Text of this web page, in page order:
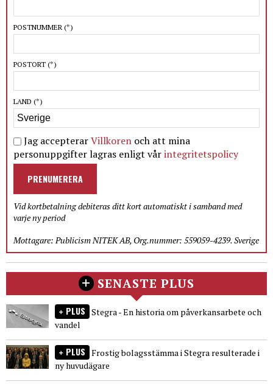
POSTNUMMER (*)
POSTORT (*)
LAND (*)
Jag accepterarVillkoren och att mina
personuppgifter lagras enligt vårintegritetspolicy
PRENUMERERA
Vid kortbetalning debiteras ditt kort automatiskt i samband med
varje ny period
Mottagare: Publicism NITEK AB, Org.nummer: 559059-4239. Sverige
SENASTE PLUS
PLUS Stegra - En historia om påverkansarbete och
vandel
PLUS Frostig bolagsstämma i Stegra resulterade i
ny huvudägare